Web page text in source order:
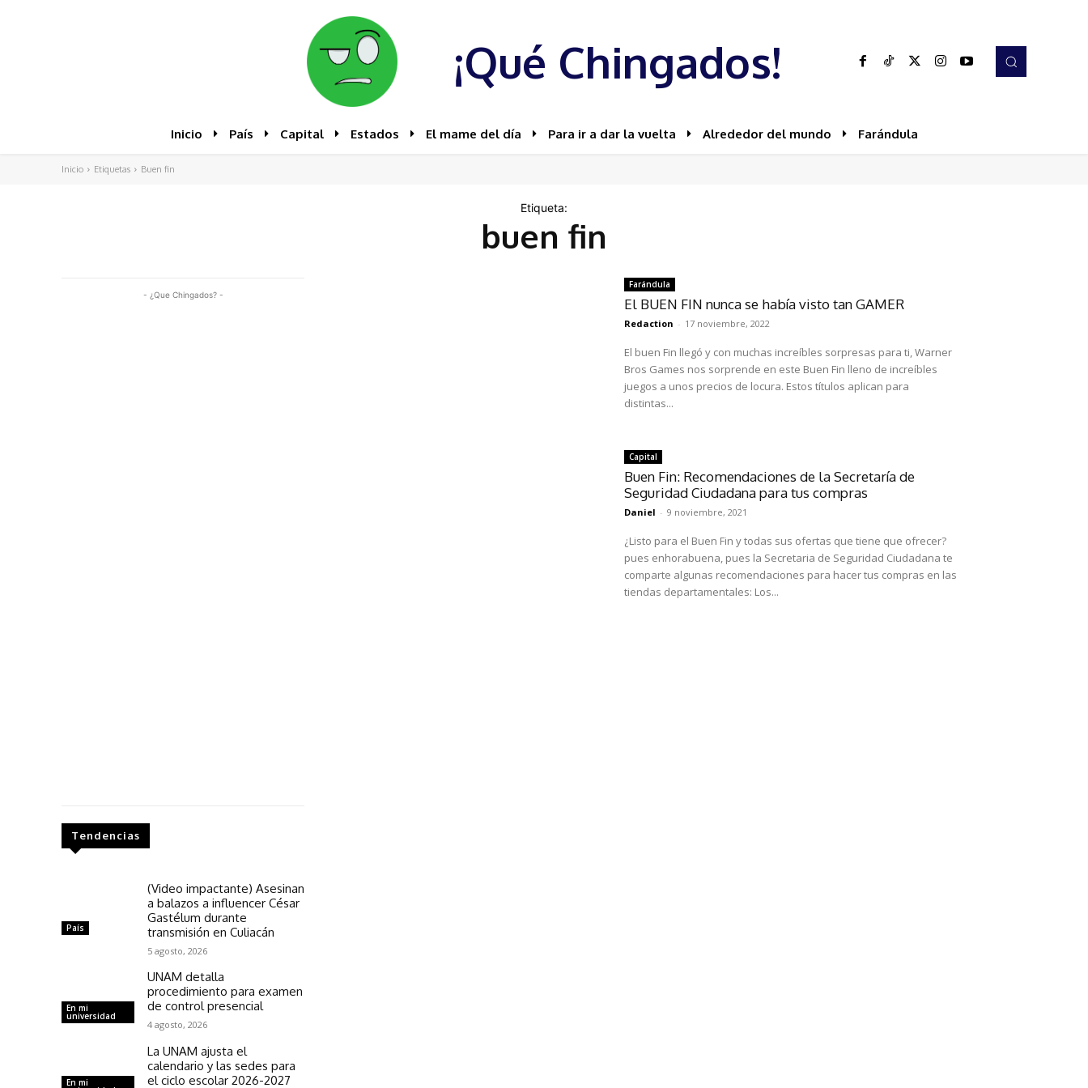
¡Qué Chingados!
Inicio País Capital Estados El mame del día Para ir a dar la vuelta Alrededor del mundo Farándula
Inicio Etiquetas Buen fin
Etiqueta:
buen fin
- ¿Que Chingados? -
Tendencias
País
(Video impactante) Asesinan
a balazos a influencer César
Gastélum durante
transmisión en Culiacán
5 agosto, 2026
En mi
universidad
UNAM detalla
procedimiento para examen
de control presencial
4 agosto, 2026
En mi
La UNAM ajusta el
calendario y las sedes para
el ciclo escolar 2026-2027
Farándula
El BUEN FIN nunca se había visto tan GAMER
Redaction - 17 noviembre, 2022
El buen Fin llegó y con muchas increíbles sorpresas para ti, Warner
Bros Games nos sorprende en este Buen Fin lleno de increíbles
juegos a unos precios de locura. Estos títulos aplican para
distintas...
Capital
Buen Fin: Recomendaciones de la Secretaría de
Seguridad Ciudadana para tus compras
Daniel - 9 noviembre, 2021
¿Listo para el Buen Fin y todas sus ofertas que tiene que ofrecer?
pues enhorabuena, pues la Secretaria de Seguridad Ciudadana te
comparte algunas recomendaciones para hacer tus compras en las
tiendas departamentales: Los...